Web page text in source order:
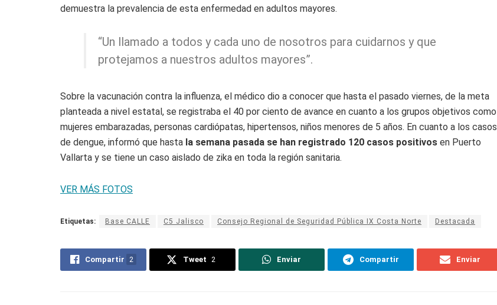
demuestra la prevalencia de esta enfermedad en adultos mayores.
“Un llamado a todos y cada uno de nosotros para cuidarnos y que
protejamos a nuestros adultos mayores”.
Sobre la vacunación contra la influenza, el médico dio a conocer que hasta el pasado viernes, de la meta
planteada a nivel estatal, se registraba el 40 por ciento de avance en cuanto a los grupos objetivos como
mujeres embarazadas, personas cardiópatas, hipertensos, niños menores de 5 años. En cuanto a los casos
de dengue, informó que hasta la semana pasada se han registrado 120 casos positivos en Puerto
Vallarta y se tiene un caso aislado de zika en toda la región sanitaria.
VER MÁS FOTOS
Etiquetas: Base CALLE C5 Jalisco Consejo Regional de Seguridad Pública IX Costa Norte Destacada
Compartir 2 Tweet 2 Enviar Compartir Enviar